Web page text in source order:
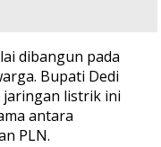
dibangun pada
Bupati Dedi
listrik ini
antara
PLN.